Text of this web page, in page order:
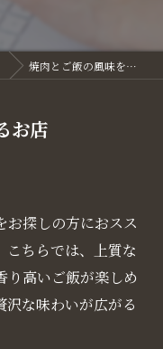
焼肉とご飯の風味を楽しめるお店
お店
お探しの方におスス
こちらでは、上質な
り高いご飯が楽しめ
沢な味わいが広がる